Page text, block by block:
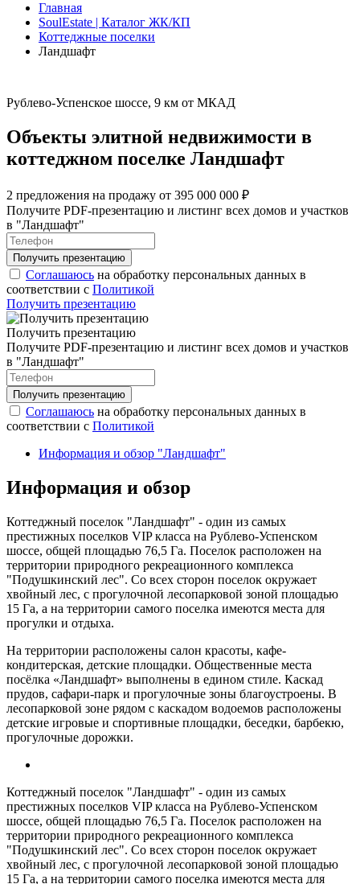
Главная
SoulEstate | Каталог ЖК/КП
Коттеджные поселки
Ландшафт
Рублево-Успенское шоссе, 9 км от МКАД
Объекты элитной недвижимости в
коттеджном поселке Ландшафт
2 предложения на продажу от 395 000 000 ₽
Получите PDF-презентацию и листинг всех домов и участков
в "Ландшафт"
Соглашаюсь на обработку персональных данных в
соответствии с Политикой
Получить презентацию
Получить презентацию
Получите PDF-презентацию и листинг всех домов и участков
в "Ландшафт"
Соглашаюсь на обработку персональных данных в
соответствии с Политикой
Информация и обзор "Ландшафт"
Информация и обзор
Коттеджный поселок "Ландшафт" - один из самых
престижных поселков VIP класса на Рублево-Успенском
шоссе, общей площадью 76,5 Га. Поселок расположен на
территории природного рекреационного комплекса
"Подушкинский лес". Со всех сторон поселок окружает
хвойный лес, с прогулочной лесопарковой зоной площадью
15 Га, а на территории самого поселка имеются места для
прогулки и отдыха.
На территории расположены салон красоты, кафе-
кондитерская, детские площадки. Общественные места
посёлка «Ландшафт» выполнены в едином стиле. Каскад
прудов, сафари-парк и прогулочные зоны благоустроены. В
лесопарковой зоне рядом с каскадом водоемов расположены
детские игровые и спортивные площадки, беседки, барбекю,
прогулочные дорожки.
Коттеджный поселок "Ландшафт" - один из самых
престижных поселков VIP класса на Рублево-Успенском
шоссе, общей площадью 76,5 Га. Поселок расположен на
территории природного рекреационного комплекса
"Подушкинский лес". Со всех сторон поселок окружает
хвойный лес, с прогулочной лесопарковой зоной площадью
15 Га, а на территории самого поселка имеются места для